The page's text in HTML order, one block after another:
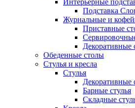
Интерьерные
Подставка
Журнальные и
Приставные
Декоративные
Обеденные столы
Стулья и кресла
Стулья
Декоративные
Барные стулья
Складные